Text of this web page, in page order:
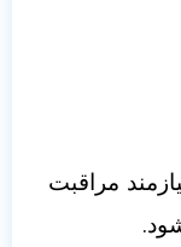
مراقبت